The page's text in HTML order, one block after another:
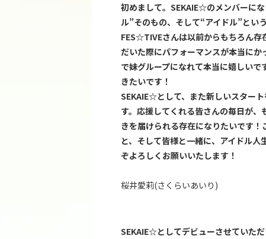
初めまして。 SEKAIE☆のメンバーにな
ル”そのもの、そして“アイドル”とい
FES☆TIVEさんは以前からもちろん存
だいた際にパフォーマンスが本当に
で妹グループになれて本当に嬉しいで
きたいです！
SEKAIE☆として、また新しいスター
す。応援してくれる皆さんの毎日が
きを届けられる存在になりたいです
と、そして皆様と一緒に、アイドル
ぞよろしくお願いいたします！
桜井愛莉(さくらいあいり)
SEKAIE☆としてデビューさせていただ